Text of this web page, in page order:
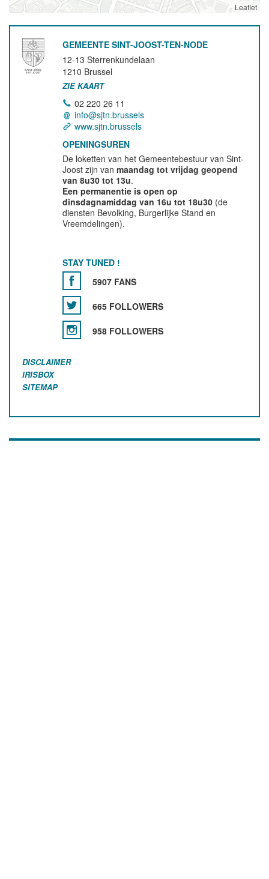
Leaflet
GEMEENTE SINT-JOOST-TEN-NODE
12-13 Sterrenkundelaan
1210 Brussel
ZIE KAART
02 220 26 11
info@sjtn.brussels
www.sjtn.brussels
OPENINGSUREN
De loketten van het Gemeentebestuur van Sint-
Joost zijn vanmaandag tot vrijdag geopend
van 8u30 tot 13u.
Een permanentie is open op
dinsdagnamiddag van 16u tot 18u30 (de
diensten Bevolking, Burgerlijke Stand en
Vreemdelingen).
STAY TUNED !
5907 FANS
665 FOLLOWERS
958 FOLLOWERS
DISCLAIMER
IRISBOX
SITEMAP